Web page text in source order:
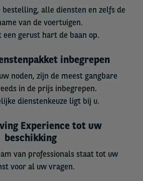
bestelling, alle diensten en zelfs de
van de voertuigen.
een gerust hart de baan op.
inbegrepen
noden, zijn de meest gangbare
in de prijs inbegrepen.
dienstenkeuze ligt bij u.
Experience tot uw
beschikking
van professionals staat tot uw
voor al uw vragen.